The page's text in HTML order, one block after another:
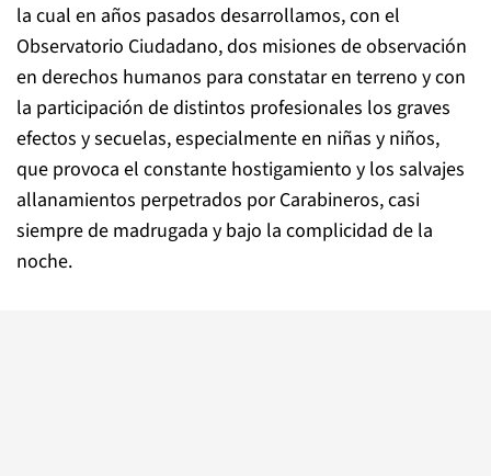
la cual en años pasados desarrollamos, con el
Observatorio Ciudadano, dos misiones de observación
en derechos humanos para constatar en terreno y con
la participación de distintos profesionales los graves
efectos y secuelas, especialmente en niñas y niños,
que provoca el constante hostigamiento y los salvajes
allanamientos perpetrados por Carabineros, casi
siempre de madrugada y bajo la complicidad de la
noche.